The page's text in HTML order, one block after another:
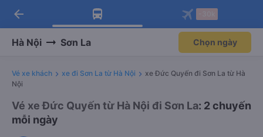
Tải app Vexere ngay!
Nhận ưu đãi thành viên độc
Mở app
Tải app Vexere
-30k/ghế khi đặt vé máy bay qua
Mở app
arrow_back
Hà Nội Sơn La Chọn ngày
Vé xe khách xe đi Sơn La từ Hà Nội
xe Đức Quyến đi Sơn La từ Hà
Nội
Vé xe Đức Quyến từ Hà Nội đi Sơn La: 2 chuyến
mỗi ngày